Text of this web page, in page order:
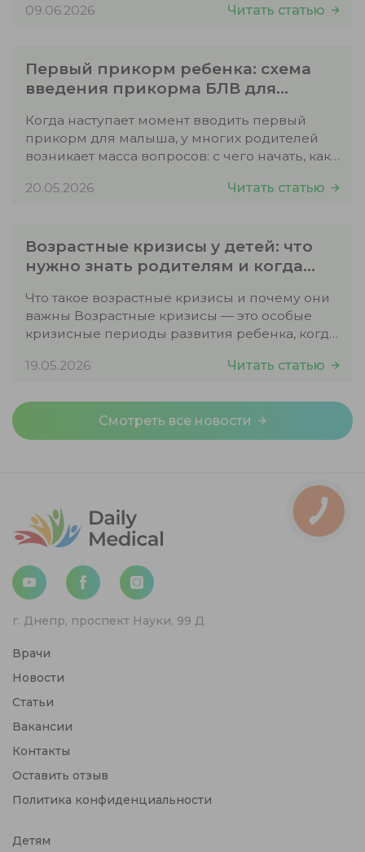
09.06.2026
Читать статью
Первый прикорм ребенка: схема
введения прикорма БЛВ для
Когда наступает момент вводить первый
прикорм для малыша, у многих родителей
возникает масса вопросов: с чего начать, как
20.05.2026
Читать статью
Возрастные кризисы у детей: что
нужно знать родителям и когда
Что такое возрастные кризисы и почему они
важны Возрастные кризисы — это особые
кризисные периоды развития ребенка, когда
19.05.2026
Читать статью
Смотреть все новости
г. Днепр, проспект Науки, 99 Д
Врачи
Новости
Статьи
Вакансии
Контакты
Оставить отзыв
Политика конфиденциальности
Детям